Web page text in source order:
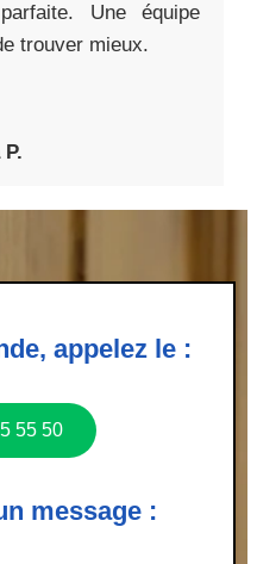
Une équipe
trouver mieux.
appelez le :
55 50
message :